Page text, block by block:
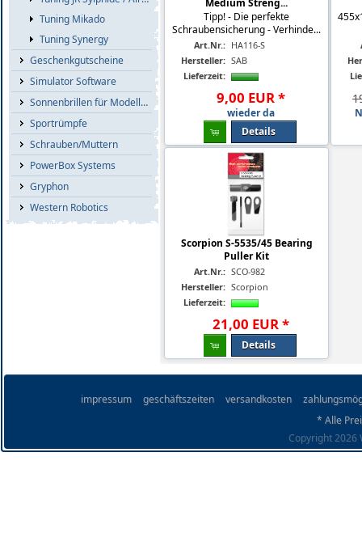
Tuning Mikado
Tuning Synergy
Geschenkgutscheine
Simulator Software
Sonnenbrillen für Modellflieger
Sportrümpfe
Schrauben/Muttern
PowerBox Systems
Gryphon
Western Robotics
Tipp! - Die perfekte
Schraubensicherung - Verhinde...
Art.Nr.: HA116-S
Hersteller: SAB
Lieferzeit:
9,00 EUR*
wieder da
Details
Scorpion S-5535/45 Bearing
Puller Kit
Art.Nr.: SCO-982
Hersteller: Scorpion
Lieferzeit:
21,00 EUR*
Details
impressum geschäftszeiten versandkosten
* Alle
Copyright 2026